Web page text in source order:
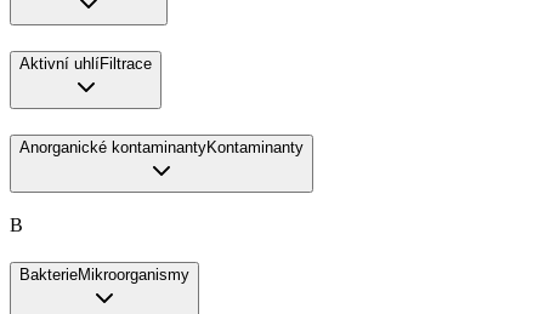
Aktivní uhlíFiltrace
Anorganické kontaminantyKontaminanty
B
BakterieMikroorganismy